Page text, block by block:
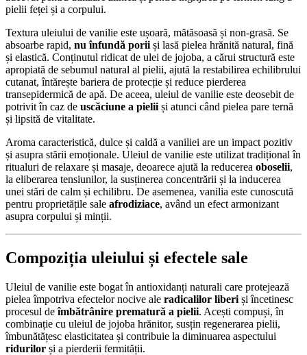
pielii feței și a corpului.
Textura uleiului de vanilie este ușoară, mătăsoasă și non-grasă. Se
absoarbe rapid, nu înfundă porii și lasă pielea hrănită natural, fină
și elastică. Conținutul ridicat de ulei de jojoba, a cărui structură este
apropiată de sebumul natural al pielii, ajută la restabilirea echilibrului
cutanat, întărește bariera de protecție și reduce pierderea
transepidermică de apă. De aceea, uleiul de vanilie este deosebit de
potrivit în caz de uscăciune a pielii și atunci când pielea pare ternă
și lipsită de vitalitate.
Aroma caracteristică, dulce și caldă a vaniliei are un impact pozitiv
și asupra stării emoționale. Uleiul de vanilie este utilizat tradițional în
ritualuri de relaxare și masaje, deoarece ajută la reducerea oboselii,
la eliberarea tensiunilor, la susținerea concentrării și la inducerea
unei stări de calm și echilibru. De asemenea, vanilia este cunoscută
pentru proprietățile sale afrodiziace, având un efect armonizant
asupra corpului și minții.
Compoziția uleiului și efectele sale
Uleiul de vanilie este bogat în antioxidanți naturali care protejează
pielea împotriva efectelor nocive ale radicalilor liberi și încetinesc
procesul deîmbătrânire prematură a pielii. Acești compuși, în
combinație cu uleiul de jojoba hrănitor, susțin regenerarea pielii,
îmbunătățesc elasticitatea și contribuie la diminuarea aspectului
ridurilor și a pierderii fermității.